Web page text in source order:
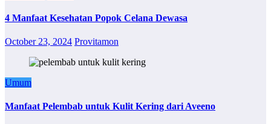
4 Manfaat Kesehatan Popok Celana Dewasa
October 23, 2024 Provitamon
Umum
Manfaat Pelembab untuk Kulit Kering dari Aveeno